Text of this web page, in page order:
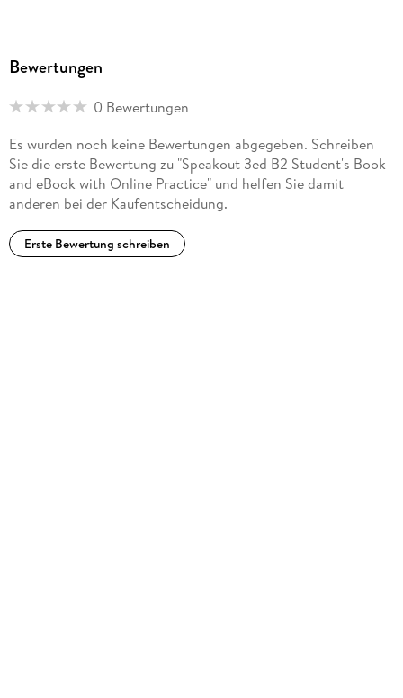
Bewertungen
0 Bewertungen
Es wurden noch keine Bewertungen abgegeben. Schreiben
Sie die erste Bewertung zu "Speakout 3ed B2 Student's Book
and eBook with Online Practice" und helfen Sie damit
anderen bei der Kaufentscheidung.
Erste Bewertung schreiben